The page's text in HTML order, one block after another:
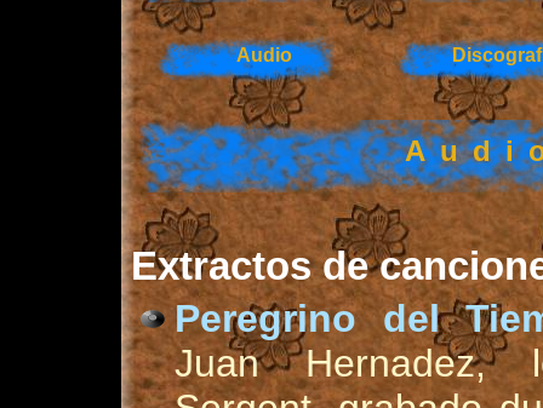
Audio
Extractos de
Peregrino del
Juan Hernadez,